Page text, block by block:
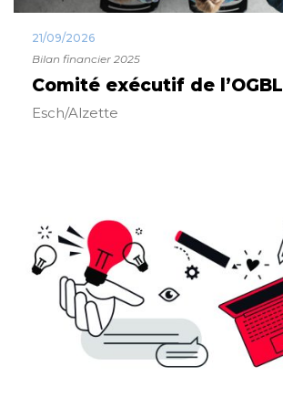
21/09/2026
Bilan financier 2025
Comité exécutif de l’OGBL
Esch/Alzette